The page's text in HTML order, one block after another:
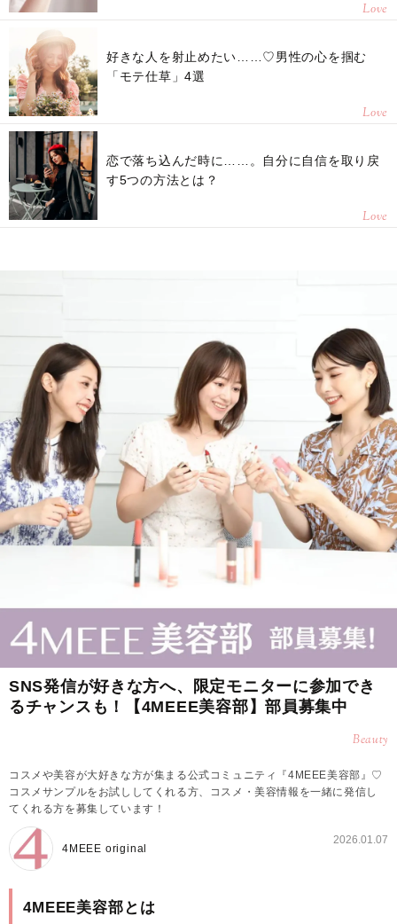
Love
好きな人を射止めたい……♡男性の心を掴む
「モテ仕草」4選
Love
恋で落ち込んだ時に……。自分に自信を取り戻
す5つの方法とは？
Love
SNS発信が好きな方へ、限定モニターに参加でき
るチャンスも！【4MEEE美容部】部員募集中
Beauty
コスメや美容が大好きな方が集まる公式コミュニティ『4MEEE美容部』♡
コスメサンプルをお試ししてくれる方、コスメ・美容情報を一緒に発信し
てくれる方を募集しています！
4MEEE original
2026.01.07
4MEEE美容部とは